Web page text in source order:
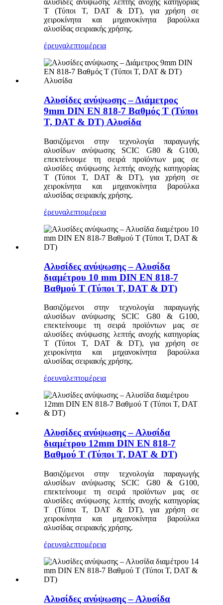
αλυσίδες ανύψωσης λεπτής ανοχής κατηγορίας
T (Τύποι T, DAT & DT), για χρήση σε
χειροκίνητα και μηχανοκίνητα βαρούλκα
αλυσίδας σειριακής χρήσης.
έρευναλεπτομέρεια
Αλυσίδες ανύψωσης – Διάμετρος
9mm DIN EN 818-7 Βαθμός T (Τύποι
T, DAT & DT) Αλυσίδα
Βασιζόμενοι στην τεχνολογία παραγωγής
αλυσίδων ανύψωσης SCIC G80 & G100,
επεκτείνουμε τη σειρά προϊόντων μας σε
αλυσίδες ανύψωσης λεπτής ανοχής κατηγορίας
T (Τύποι T, DAT & DT), για χρήση σε
χειροκίνητα και μηχανοκίνητα βαρούλκα
αλυσίδας σειριακής χρήσης.
έρευναλεπτομέρεια
Αλυσίδες ανύψωσης – Αλυσίδα
διαμέτρου 10 mm DIN EN 818-7
Βαθμού T (Τύποι T, DAT & DT)
Βασιζόμενοι στην τεχνολογία παραγωγής
αλυσίδων ανύψωσης SCIC G80 & G100,
επεκτείνουμε τη σειρά προϊόντων μας σε
αλυσίδες ανύψωσης λεπτής ανοχής κατηγορίας
T (Τύποι T, DAT & DT), για χρήση σε
χειροκίνητα και μηχανοκίνητα βαρούλκα
αλυσίδας σειριακής χρήσης.
έρευναλεπτομέρεια
Αλυσίδες ανύψωσης – Αλυσίδα
διαμέτρου 12mm DIN EN 818-7
Βαθμού T (Τύποι T, DAT & DT)
Βασιζόμενοι στην τεχνολογία παραγωγής
αλυσίδων ανύψωσης SCIC G80 & G100,
επεκτείνουμε τη σειρά προϊόντων μας σε
αλυσίδες ανύψωσης λεπτής ανοχής κατηγορίας
T (Τύποι T, DAT & DT), για χρήση σε
χειροκίνητα και μηχανοκίνητα βαρούλκα
αλυσίδας σειριακής χρήσης.
έρευναλεπτομέρεια
Αλυσίδες ανύψωσης – Αλυσίδα